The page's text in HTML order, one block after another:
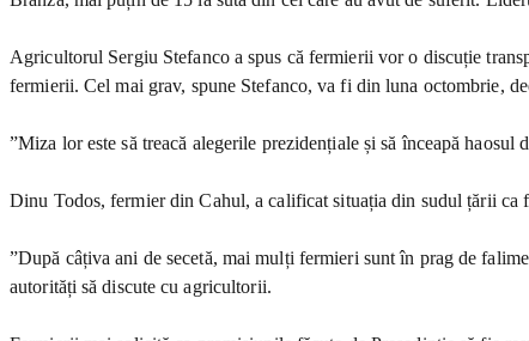
Agricultorul Sergiu Stefanco a spus că fermierii vor o discuție
fermierii. Cel mai grav, spune Stefanco, va fi din luna octombrie,
”Miza lor este să treacă alegerile prezidențiale și să înceapă
Dinu Todos, fermier din Cahul, a calificat situația din sudul țării ca
”După câțiva ani de secetă, mai mulți fermieri sunt în prag de
autorități să discute cu agricultorii.